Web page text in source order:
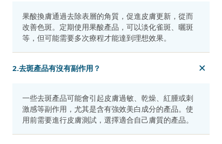
果酸換膚通過去除表層的角質，促進皮膚更新，從而
改善色斑。定期使用果酸產品，可以淡化雀斑、曬斑
等，但可能需要多次療程才能達到理想效果。
2.去斑產品有沒有副作用？
一些去斑產品可能會引起皮膚過敏、乾燥、紅腫或刺
激感等副作用，尤其是含有強效美白成分的產品。使
用前需要進行皮膚測試，選擇適合自己膚質的產品。